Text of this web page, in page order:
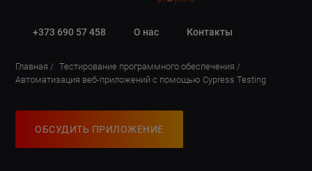
+373 690 57 458 О нас Контакты
Главная
Тестирование программного обеспечения
Автоматизация веб-приложений с помощью Cypress Testing
ОБСУДИТЬ ПРИЛОЖЕНИЕ